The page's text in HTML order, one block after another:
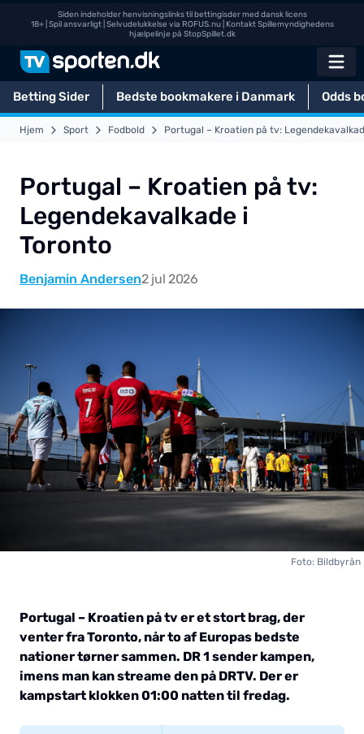
Siden indeholder henvisningslinks til bettingisder med dansk licens
18+ | Spil ansvarligt | Selvudelukkelse via ROFUS.nu| Kontakt Spillemyndighedens
hjælpelinje på StopSpillet.dk
Betting Sider Bedste bookmakere i Danmark Odds
Hjem Sport Fodbold Portugal – Kroatien på tv:
Portugal – Kroatien på tv:
Legendekavalkade i
Toronto
Benjamin Andersen2 jul 2026
Foto: Bildbyrån
Portugal – Kroatien på tv er et stort brag, der
venter fra Toronto, når to af Europas bedste
nationer tørner sammen. DR 1 sender kampen,
imens man kan streame den på DRTV. Der er
kampstart klokken 01:00 natten til fredag.